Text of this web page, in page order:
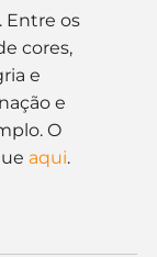
Entre os
cores,
e
e
O
aqui.